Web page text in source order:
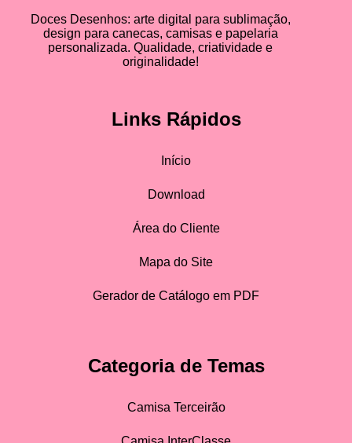
Doces Desenhos: arte digital para sublimação,
design para canecas, camisas e papelaria
personalizada. Qualidade, criatividade e
originalidade!
Links Rápidos
Início
Download
Área do Cliente
Mapa do Site
Gerador de Catálogo em PDF
Categoria de Temas
Camisa Terceirão